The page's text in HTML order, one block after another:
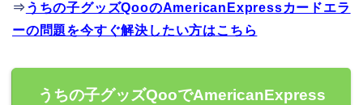
⇒ うちの子グッズQooのAmericanExpressカードエラ
ーの問題を今すぐ解決したい方はこちら
うちの子グッズQooでAmericanExpress